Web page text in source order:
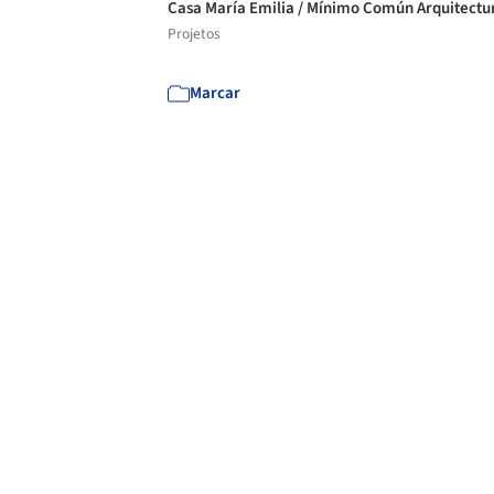
Casa María Emilia / Mínimo Común
Projetos
Marcar